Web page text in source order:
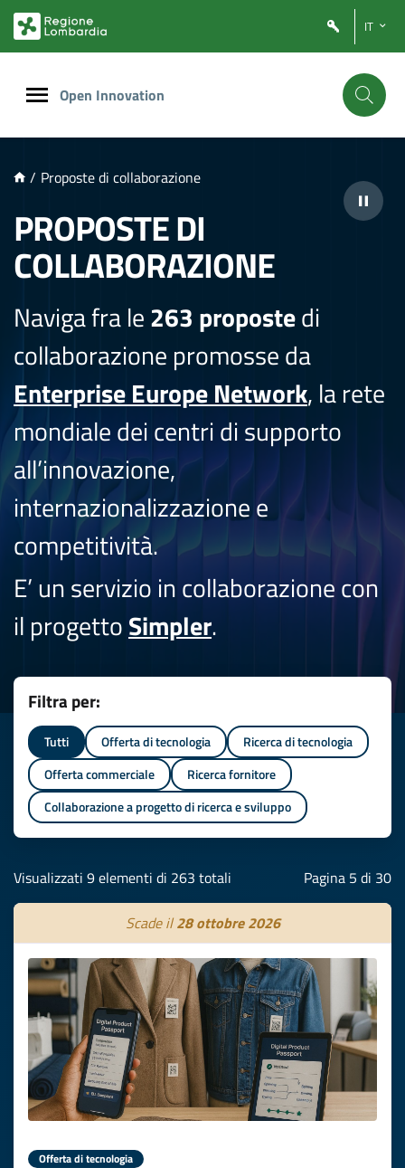
PRINCIPALE
IT
Open Innovation
/ Proposte di collaborazione
PROPOSTE DI
COLLABORAZIONE
Naviga fra le263 propostedi
collaborazione promosse da
Enterprise Europe Network, la rete
mondiale dei centri di supporto
all’innovazione,
internazionalizzazione e
competitività.
E’ un servizio in collaborazione con
il progettoSimpler.
Filtra per:
Tutti Offerta di tecnologia
Ricerca di tecnologia
Offerta commerciale
Ricerca fornitore
Collaborazione a progetto di ricerca e sviluppo
Visualizzati 9 elementi di 263 totali Pagina 5 di 30
Scade il28 ottobre 2026
Offerta di tecnologia